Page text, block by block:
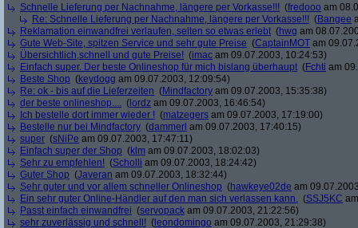
Schnelle Lieferung per Nachnahme, längere per Vorkasse!!! (fredooo am
Re: Schnelle Lieferung per Nachnahme, längere per Vorkasse!!! (Bangee
Reklamation einwandfrei verlaufen, selten so etwas erlebt (hwg am
Gute Web-Site, spitzen Service und sehr gute Preise (CaptainMOT am
Übersichtlich,schnell und gute Preise! (imac am 09.07.2003, 10:24:53)
Einfach super. Der beste Onlineshop für mich bislang überhaupt (Fchti am
Beste Shop (keydogg am 09.07.2003, 12:09:54)
Re: ok - bis auf die Lieferzeiten (Mindfactory am 09.07.2003, 15:35:38)
der beste onlineshop.... ( lordz am 09.07.2003, 16:46:54)
Ich bestelle dort immer wieder ! (matzegers am 09.07.2003, 17:19:00)
Bestelle nur bei Mindfactory (dammerl am 09.07.2003, 17:40:15)
super (sNiPe am 09.07.2003, 17:47:11)
Einfach super der Shop (klm am 09.07.2003, 18:02:03)
Sehr zu empfehlen! (Scholli am 09.07.2003, 18:24:42)
Guter Shop (Javeran am 09.07.2003, 18:32:44)
Sehr guter und vor allem schneller Onlineshop (hawkeye02de am
Ein sehr guter Online-Händler auf den man sich verlassen kann. (SSJ5KC
Passt einfach einwandfrei (servopack am 09.07.2003, 21:22:56)
sehr zuverlässig und schnell! ( leondomingo am 09.07.2003, 21:29:38)